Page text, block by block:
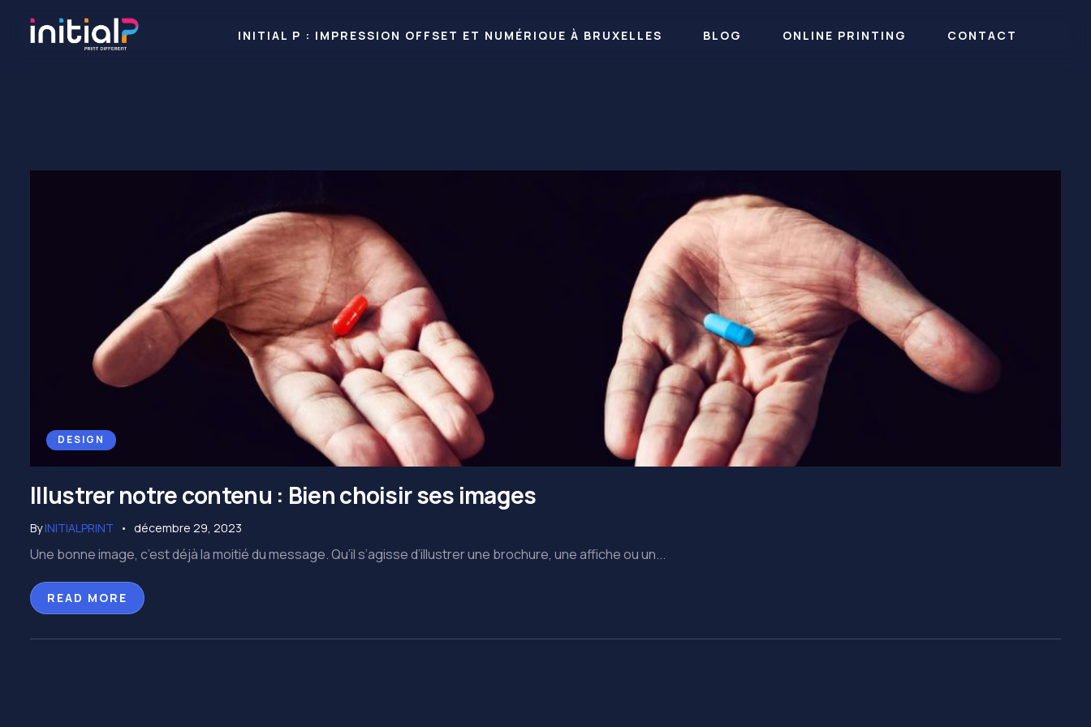
INITIAL P : IMPRESSION OFFSET ET NUMÉRIQUE À BRUXELLES BLOG ONLINE PRINTING CONTACT
DESIGN
Illustrer notre contenu : Bien choisir ses images
ByINITIALPRINT décembre 29, 2023
Une bonne image, c’est déjà la moitié du message. Qu’il s’agisse d’illustrer une brochure, une affiche ou un...
READ MORE